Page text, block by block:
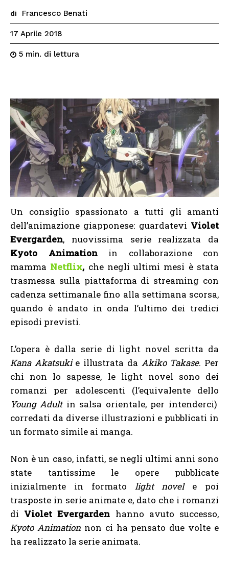
di Francesco Benati
17 Aprile 2018
5 min. di lettura
Un consiglio spassionato a tutti gli amanti
dell’animazione giapponese: guardatevi Violet
Evergarden, nuovissima serie realizzata da
Kyoto Animationin collaborazione con
mamma Netflix, che negli ultimi mesi è stata
trasmessa sulla piattaforma di streaming con
cadenza settimanale fino alla settimana scorsa,
quando è andato in onda l’ultimo dei tredici
episodi previsti.
L’opera è dalla serie di light novel scritta da
Kana Akatsukie illustrata da Akiko Takase. Per
chi non lo sapesse, le light novel sono dei
romanzi per adolescenti (l’equivalente dello
Young Adultin salsa orientale, per intenderci)
corredati da diverse illustrazioni e pubblicati in
un formato simile ai manga.
Non è un caso, infatti, se negli ultimi anni sono
state tantissime le opere pubblicate
inizialmente in formato light novele poi
trasposte in serie animate e, dato che i romanzi
di Violet Evergarden hanno avuto successo,
Kyoto Animationnon ci ha pensato due volte e
ha realizzato la serie animata.